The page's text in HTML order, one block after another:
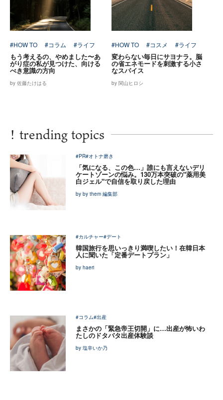
#HOW TO #コラム #ライフ
もう考えるの、やめました〜あ
がり症の私が見つけた、向ける
べき意識の方向
by 佐藤たけはる
#HOW TO #コスメ #ライフ
変わらない毎日にサヨナラ。脳
の省エネモードを刺激する小さ
なスパイス
by 関山ヒロシ
! trending topics
#PR#オトナ磨き
「気になる、この色…」誰にも言えないデリ
ケートゾーンの悩み。130万本突破の"薬用美
白ジェル"で自信を取り戻した理由
by by them 編集部
#カルチャー#デート
韓国旅行を思いっきり満喫したい！在韓日本
人に聞いた「定番デートプラン」
by haeri
#コラム#出産
まさかの「緊急帝王切開」に…出産が怖いわ
たしのドタバタ出産体験談
by 塩辛いか乃